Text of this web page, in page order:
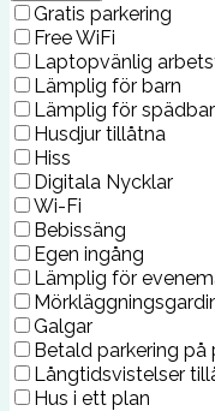
Gratis parkering
Free WiFi
Laptopvänlig
Lämplig för barn
Lämplig för
Husdjur tillåtna
Hiss
Digitala Nycklar
Wi-Fi
Bebissäng
Egen ingång
Lämplig för
Galgar
Betald parkering på
Långtidsvistelser
Hus i ett plan